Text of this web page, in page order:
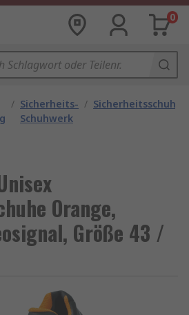
0
/ Sicherheits-
Schuhwerk
/ Sicherheitsschuhe
Orange,
Größe 43 /